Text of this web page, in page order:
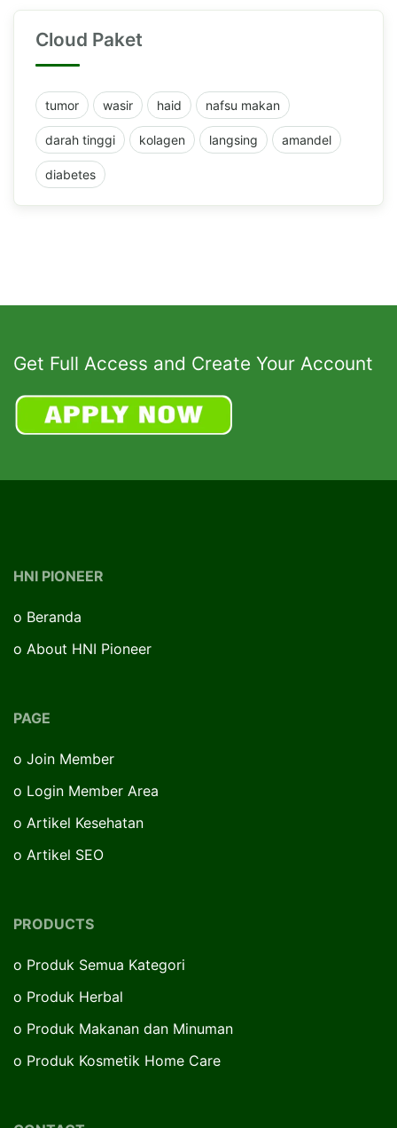
Cloud Paket
tumor wasir haid nafsu makan
darah tinggi kolagen langsing amandel
diabetes
Get Full Access and Create Your Account
HNI PIONEER
o Beranda
o About HNI Pioneer
PAGE
o Join Member
o Login Member Area
o Artikel Kesehatan
o Artikel SEO
PRODUCTS
o Produk Semua Kategori
o Produk Herbal
o Produk Makanan dan Minuman
o Produk Kosmetik Home Care